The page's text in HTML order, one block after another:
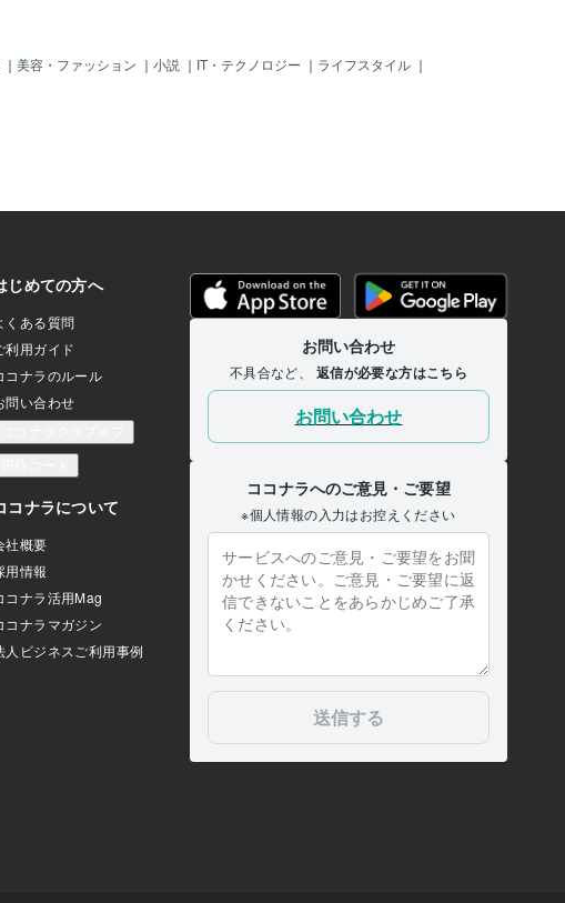
｜ 美容・ファッション ｜ 小説 ｜ IT・テクノロジー ｜ ライフスタイル ｜